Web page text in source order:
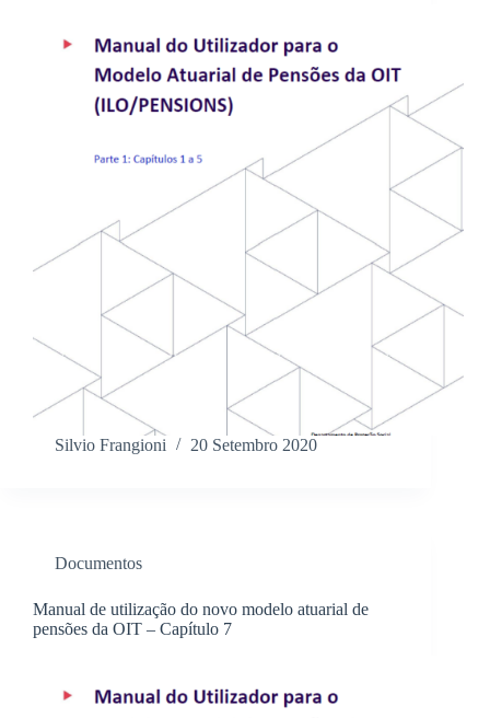
Silvio Frangioni 20 Setembro 2020
Documentos
Manual de utilização do novo modelo atuarial de
pensões da OIT – Capítulo 7